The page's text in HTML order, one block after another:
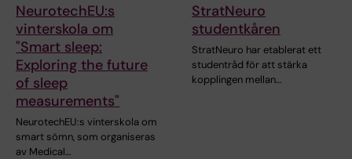
NeurotechEU:s
vinterskola om
"Smart sleep:
Exploring the future
of sleep
measurements"
NeurotechEU:s vinterskola om
smart sömn, som organiseras
av Medical…
StratNeuro
studentkåren
StratNeuro har etablerat ett
studentråd för att stärka
kopplingen mellan…